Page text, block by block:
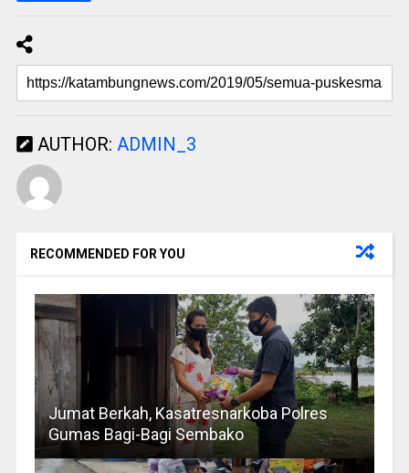
AUTHOR: ADMIN_3
RECOMMENDED FOR YOU
Jumat Berkah, Kasatresnarkoba Polres
Gumas Bagi-Bagi Sembako